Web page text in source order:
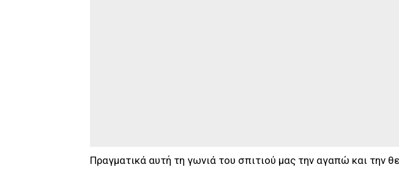
Πραγματικά αυτή τη γωνιά του σπιτιού μας την αγαπώ και την